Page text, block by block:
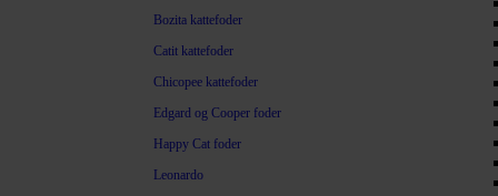
Bozita kattefoder
Catit kattefoder
Chicopee kattefoder
Edgard og Cooper foder
Happy Cat foder
Leonardo